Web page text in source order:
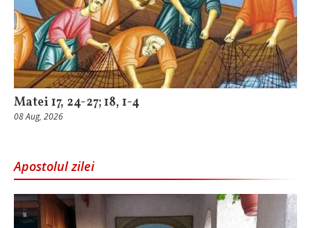
Matei 17, 24-27; 18, 1-4
08 Aug, 2026
Apostolul zilei